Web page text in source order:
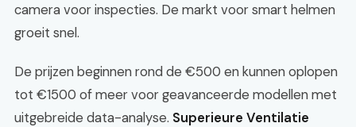
camera voor inspecties. De markt voor smart helmen
groeit snel.
De prijzen beginnen rond de €500 en kunnen oplopen
tot €1500 of meer voor geavanceerde modellen met
uitgebreide data-analyse. Superieure Ventilatie